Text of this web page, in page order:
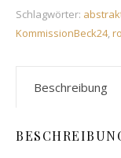
Schlagwörter:
KommissionBeck24,
Beschreibung